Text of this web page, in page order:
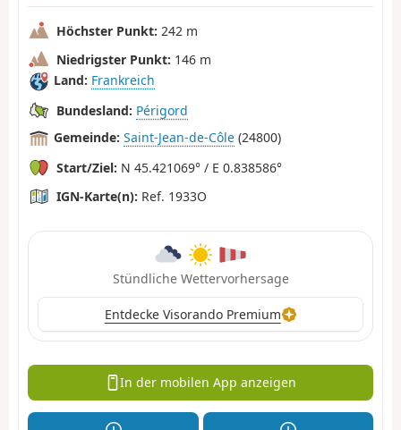
Höchster Punkt: 242 m
Niedrigster Punkt: 146 m
Land: Frankreich
Bundesland: Périgord
Gemeinde: Saint-Jean-de-Côle (24800)
Start/Ziel: N 45.421069° / E 0.838586°
IGN-Karte(n): Ref. 1933O
Stündliche Wettervorhersage
Entdecke Visorando Premium
In der mobilen App anzeigen